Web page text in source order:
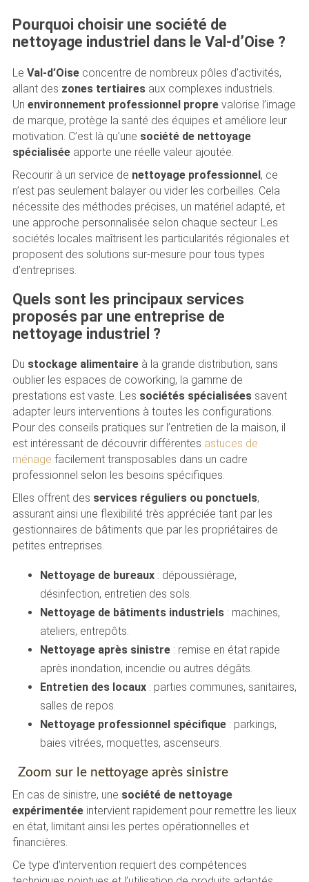
Pourquoi choisir une société de
nettoyage industriel dans le Val-d’Oise ?
Le Val-d’Oiseconcentre de nombreux pôles d’activités,
allant des zones tertiairesaux complexes industriels.
Un environnement professionnel proprevalorise l’image
de marque, protège la santé des équipes et améliore leur
motivation. C’est là qu’une société de nettoyage
spécialiséeapporte une réelle valeur ajoutée.
Recourir à un service de nettoyage professionnel, ce
n’est pas seulement balayer ou vider les corbeilles. Cela
nécessite des méthodes précises, un matériel adapté, et
une approche personnalisée selon chaque secteur. Les
sociétés locales maîtrisent les particularités régionales et
proposent des solutions sur-mesure pour tous types
d’entreprises.
Quels sont les principaux services
proposés par une entreprise de
nettoyage industriel ?
Du stockage alimentaireà la grande distribution, sans
oublier les espaces de coworking, la gamme de
prestations est vaste. Les sociétés spécialiséessavent
adapter leurs interventions à toutes les configurations.
Pour des conseils pratiques sur l’entretien de la maison, il
est intéressant de découvrir différentes astuces de
ménage facilement transposables dans un cadre
professionnel selon les besoins spécifiques.
Elles offrent des services réguliers ou ponctuels,
assurant ainsi une flexibilité très appréciée tant par les
gestionnaires de bâtiments que par les propriétaires de
petites entreprises.
Nettoyage de bureaux: dépoussiérage,
désinfection, entretien des sols.
Nettoyage de bâtiments industriels: machines,
ateliers, entrepôts.
Nettoyage après sinistre: remise en état rapide
après inondation, incendie ou autres dégâts.
Entretien des locaux: parties communes, sanitaires,
salles de repos.
Nettoyage professionnel spécifique: parkings,
baies vitrées, moquettes, ascenseurs.
Zoom sur le nettoyage après sinistre
En cas de sinistre, une société de nettoyage
expérimentéeintervient rapidement pour remettre les lieux
en état, limitant ainsi les pertes opérationnelles et
financières.
Ce type d’intervention requiert des compétences